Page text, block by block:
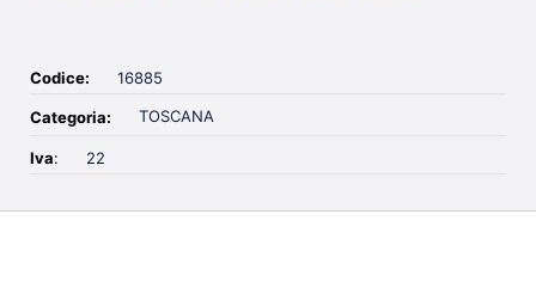
Codice: 16885
Categoria: TOSCANA
Iva: 22